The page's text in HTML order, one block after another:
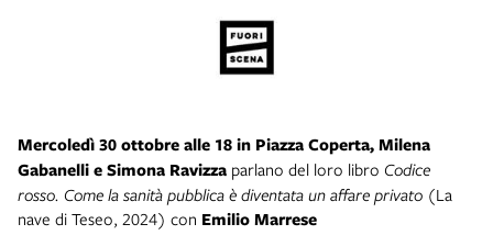
Mercoledì 30 ottobrealle 18 in Piazza Coperta,Milena
Gabanelli e Simona Ravizza parlano del loro libro Codice
rosso. Come la sanità pubblica è diventata un affare privato (La
nave di Teseo, 2024) con Emilio Marrese